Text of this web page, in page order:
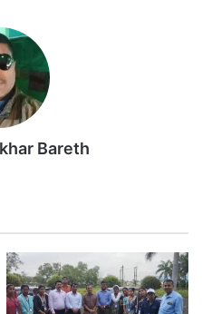
Bareth